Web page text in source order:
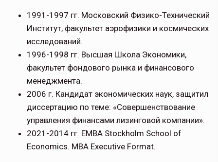
1991-1997 гг. Московский Физико-Технический
Институт, факультет аэрофизики и космических
исследований.
1996-1998 гг. Высшая Школа Экономики,
факультет фондового рынка и финансового
менеджмента.
2006 г. Кандидат экономических наук, защитил
диссертацию по теме: «Совершенствование
управления финансами лизинговой компании».
2021-2014 гг. EMBA Stockholm School of
Economics. MBA Executive Format.